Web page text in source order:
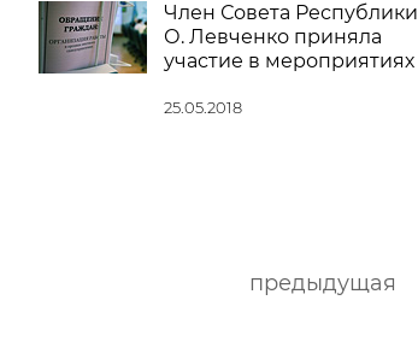
Член Совета Республики
О. Левченко приняла
участие в мероприятиях
25.05.2018
предыдущая